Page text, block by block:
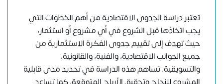
تعتبر دراسة الجدوى الاقتصادية من أهم الخطوات التي
يجب اتخاذها قبل الشروع في أي مشروع أو استثمار،
حيث تهدف إلى تقييم جدوى الفكرة الاستثمارية من
جميع الجوانب الاقتصادية، والفنية، والقانونية،
والتسويقية. تساهم هذه الدراسة في تحديد مدى قابلية